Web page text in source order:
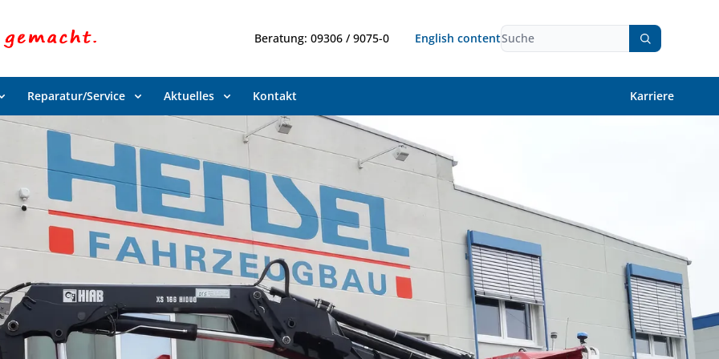
Beratung: 09306 / 9075-0 English content
Reparatur/Service Aktuelles Kontakt Karriere